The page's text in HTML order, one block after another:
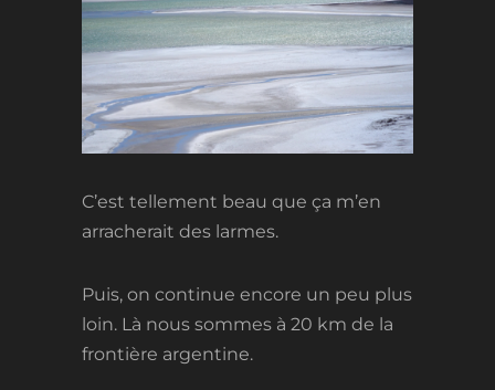
C’est tellement beau que ça m’en
arracherait des larmes.
Puis, on continue encore un peu plus
loin. Là nous sommes à 20 km de la
frontière argentine.